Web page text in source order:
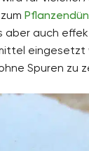
aber auch
eingesetzt
Spuren zu